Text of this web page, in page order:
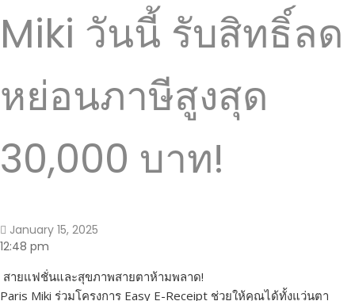
Miki วันนี้ รับสิทธิ์ลด
หย่อนภาษีสูงสุด
30,000 บาท!
January 15, 2025
12:48 pm
สายแฟชั่นและสุขภาพสายตาห้ามพลาด!
Paris Miki ร่วมโครงการ Easy E-Receipt ช่วยให้คุณได้ทั้งแว่นตา